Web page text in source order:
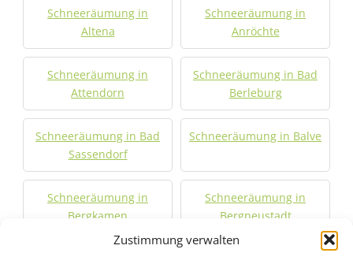
Zustimmung verwalten
Schneeräumung in
Altena
Schneeräumung in
Anröchte
Schneeräumung in
Attendorn
Schneeräumung in Bad
Berleburg
Schneeräumung in Bad
Sassendorf
Schneeräumung in Balve
Schneeräumung in
Bergkamen
Schneeräumung in
Bergneustadt